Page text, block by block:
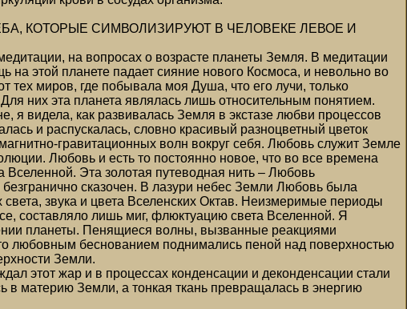
КОТОРЫЕ СИМВОЛИЗИРУЮТ В ЧЕЛОВЕКЕ ЛЕВОЕ И
на вопросах о возрасте планеты Земля. В медитации
этой планете падает сияние нового Космоса, и невольно во
тех миров, где побывала моя Душа, что его лучи, только
них эта планета являлась лишь относительным понятием.
видела, как развивалась Земля в экстазе любви процессов
и распускалась, словно красивый разноцветный цветок
гравитационных волн вокруг себя. Любовь служит Земле
Любовь и есть то постоянно новое, что во все времена
Вселенной. Эта золотая путеводная нить – Любовь
сказочен. В лазури небес Земли Любовь была
звука и цвета Вселенских Октав. Неизмеримые периоды
составляло лишь миг, флюктуацию света Вселенной. Я
планеты. Пенящиеся волны, вызванные реакциями
любовным беснованием поднимались пеной над поверхностью
Земли.
этот жар и в процессах конденсации и деконденсации стали
в материю Земли, а тонкая ткань превращалась в энергию